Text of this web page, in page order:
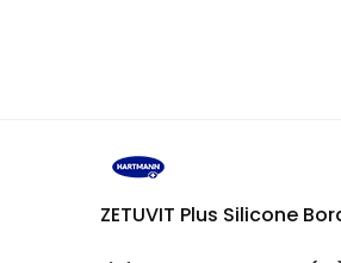
ZETUVIT Plus Silicone